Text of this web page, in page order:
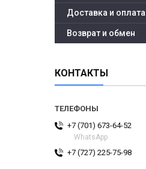
Доставка и оплата
Возврат и обмен
КОНТАКТЫ
+7 (701) 673-64-52
WhatsApp
+7 (727) 225-75-98